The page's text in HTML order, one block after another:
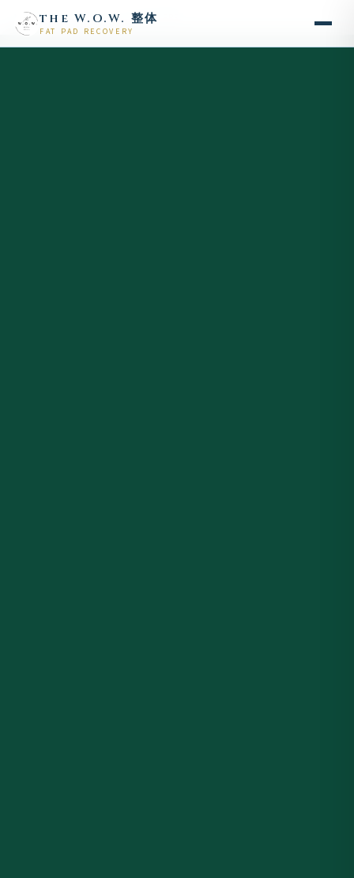
the W.O.W. 整体
FAT PAD RECOVERY
HOME/ Fat Pad Recovery /Voice FPR